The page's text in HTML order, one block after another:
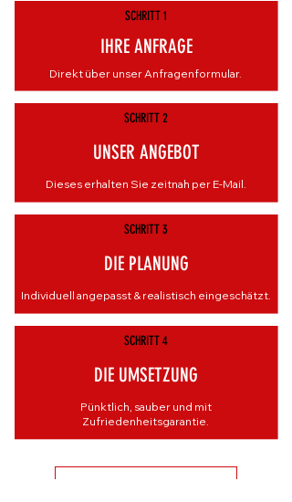
SCHRITT 1
IHRE ANFRAGE
Direkt über unser Anfragenformular.
SCHRITT 2
UNSER ANGEBOT
Dieses erhalten Sie zeitnah per E-Mail.
SCHRITT 3
DIE PLANUNG
Individuell angepasst & realistisch eingeschätzt.
SCHRITT 4
DIE UMSETZUNG
Pünktlich, sauber und mit
Zufriedenheitsgarantie.